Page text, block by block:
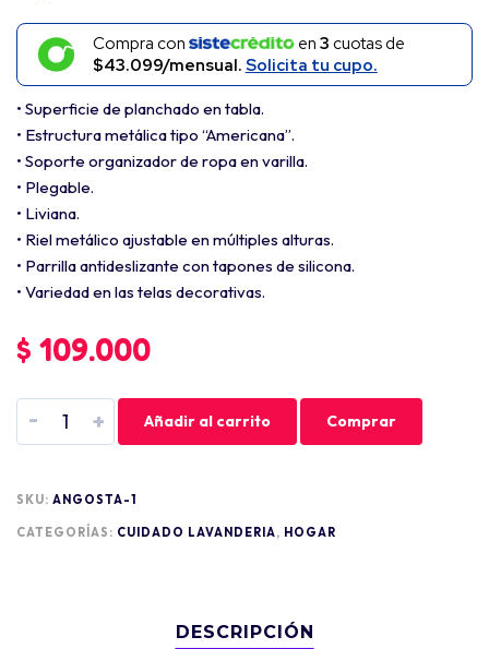
Compra con en3 cuotas de
$43.099/mensual. Solicita tu cupo.
• Superficie de planchado en tabla.
• Estructura metálica tipo “Americana”.
• Soporte organizador de ropa en varilla.
• Plegable.
• Liviana.
• Riel metálico ajustable en múltiples alturas.
• Parrilla antideslizante con tapones de silicona.
• Variedad en las telas decorativas.
$ 109.000
- + Añadir al carrito Comprar
SKU: ANGOSTA-1
CATEGORÍAS: CUIDADO LAVANDERIA, HOGAR